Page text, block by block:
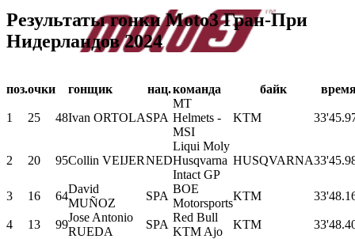
Результаты гонки Moto3 Гран-При
Нидерландов 2024
поз.очки гонщик нац.команда байк
1 25 48Ivan ORTOLASPA
MT
Helmets -
MSI
KTM
2 20 95Collin VEIJERNED
Liqui Moly
Husqvarna
Intact GP
HUSQVARNA
3 16 64
David
MUÑOZ
SPA
BOE
Motorsports
KTM
4 13 99
Jose Antonio
RUEDA
SPA
Red Bull
KTM Ajo
KTM